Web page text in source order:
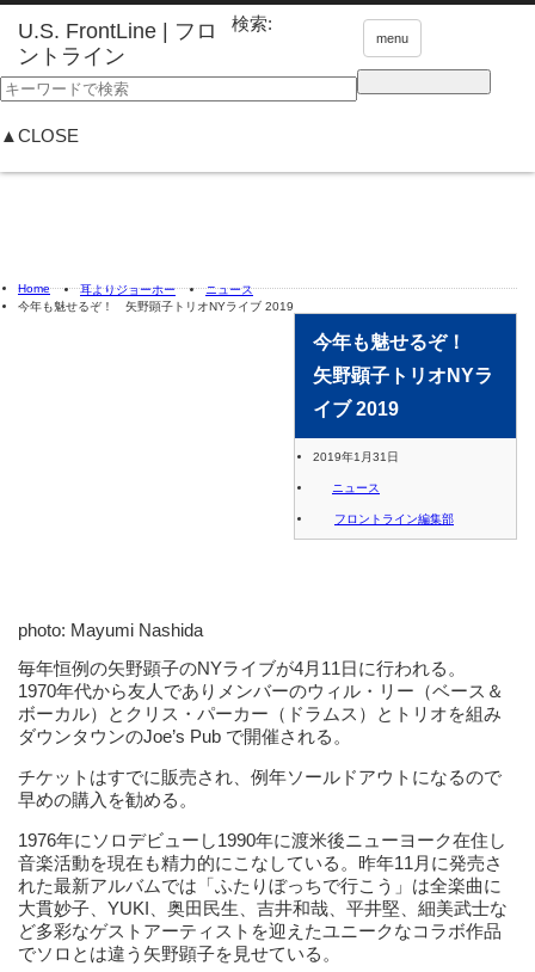
menu
検索:
▲CLOSE
Home 耳よりジョーホー
ニュース
今年も魅せるぞ！ 矢野顕子トリオNYライブ 2019
今年も魅せるぞ！
矢野顕子トリオNYラ
イブ 2019
2019年1月31日
ニュース
フロントライン編集部
photo: Mayumi Nashida
毎年恒例の矢野顕子のNYライブが4月11日に行われる。
1970年代から友人でありメンバーのウィル・リー（ベース＆
ボーカル）とクリス・パーカー（ドラムス）とトリオを組み
ダウンタウンのJoe’s Pub で開催される。
チケットはすでに販売され、例年ソールドアウトになるので
早めの購入を勧める。
1976年にソロデビューし1990年に渡米後ニューヨーク在住し
音楽活動を現在も精力的にこなしている。昨年11月に発売さ
れた最新アルバムでは「ふたりぼっちで行こう」は全楽曲に
大貫妙子、YUKI、奥田民生、吉井和哉、平井堅、細美武士な
ど多彩なゲストアーティストを迎えたユニークなコラボ作品
でソロとは違う矢野顕子を見せている。